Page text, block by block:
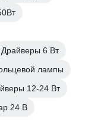
Драйверы 6 Вт
лампы
12-24 Вт
24 В